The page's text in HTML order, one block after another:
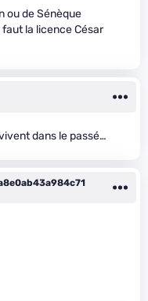
ou de Sénèque
la licence César
dans le passé…